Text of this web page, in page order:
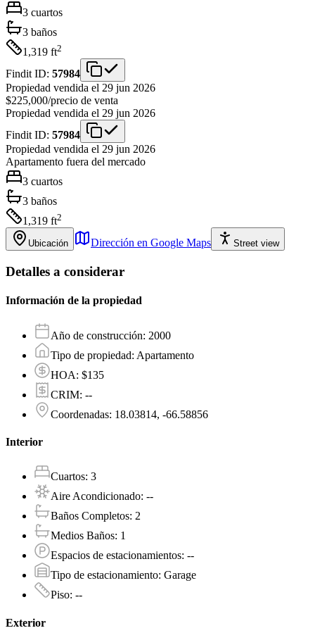
3 cuartos
3 baños
1,319 ft2
Findit ID: 57984
Propiedad vendida el 29 jun 2026
$225,000/precio de venta
Propiedad vendida el 29 jun 2026
Findit ID: 57984
Propiedad vendida el 29 jun 2026
Apartamento fuera del mercado
3 cuartos
3 baños
1,319 ft2
Ubicación Dirección en Google Maps Street view
Detalles a considerar
Información de la propiedad
Año de construcción: 2000
Tipo de propiedad: Apartamento
HOA: $135
CRIM: --
Coordenadas: 18.03814, -66.58856
Interior
Cuartos: 3
Aire Acondicionado: --
Baños Completos: 2
Medios Baños: 1
Espacios de estacionamientos: --
Tipo de estacionamiento: Garage
Piso: --
Exterior